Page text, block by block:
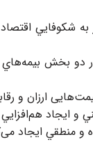
شكوفايي
دو بخش
ارزان و
و ايجاد
و منطقي ايجاد